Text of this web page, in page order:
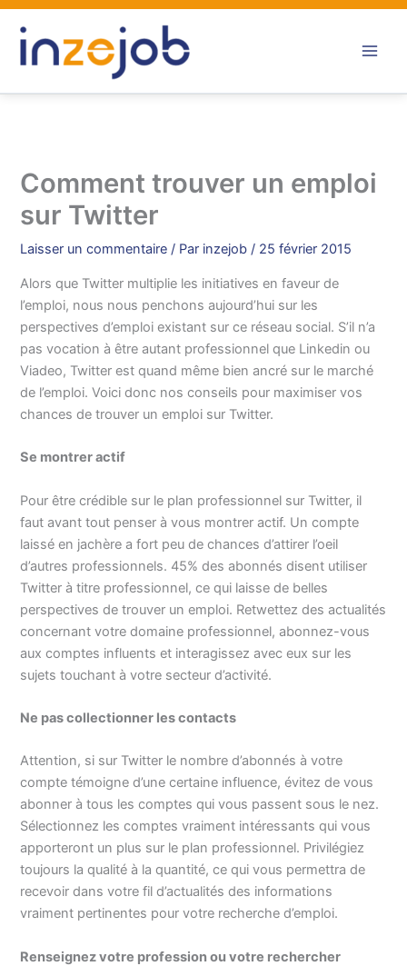
Aller
contenu
Comment trouver un emploi
sur Twitter
Laisser un commentaire / Par inzejob/ 25 février 2015
Alors que Twitter multiplie les initiatives en faveur de
l’emploi, nous nous penchons aujourd’hui sur les
perspectives d’emploi existant sur ce réseau social. S’il n’a
pas vocation à être autant professionnel que Linkedin ou
Viadeo, Twitter est quand même bien ancré sur le marché
de l’emploi. Voici donc nos conseils pour maximiser vos
chances de trouver un emploi sur Twitter.
Se montrer actif
Pour être crédible sur le plan professionnel sur Twitter, il
faut avant tout penser à vous montrer actif. Un compte
laissé en jachère a fort peu de chances d’attirer l’oeil
d’autres professionnels. 45% des abonnés disent utiliser
Twitter à titre professionnel, ce qui laisse de belles
perspectives de trouver un emploi. Retwettez des actualités
concernant votre domaine professionnel, abonnez-vous
aux comptes influents et interagissez avec eux sur les
sujets touchant à votre secteur d’activité.
Ne pas collectionner les contacts
Attention, si sur Twitter le nombre d’abonnés à votre
compte témoigne d’une certaine influence, évitez de vous
abonner à tous les comptes qui vous passent sous le nez.
Sélectionnez les comptes vraiment intéressants qui vous
apporteront un plus sur le plan professionnel. Privilégiez
toujours la qualité à la quantité, ce qui vous permettra de
recevoir dans votre fil d’actualités des informations
vraiment pertinentes pour votre recherche d’emploi.
Renseignez votre profession ou votre rechercher